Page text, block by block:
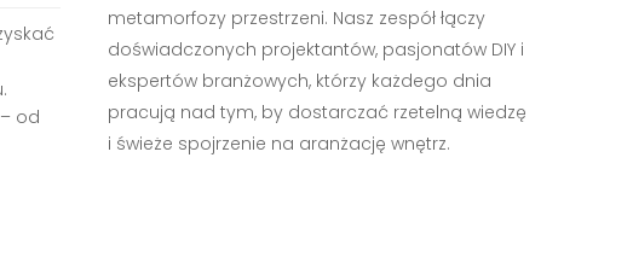
od
metamorfozy przestrzeni. Nasz zespół łączy
doświadczonych projektantów, pasjonatów DIY i
ekspertów branżowych, którzy każdego dnia
pracują nad tym, by dostarczać rzetelną wiedzę
i świeże spojrzenie na aranżację wnętrz.